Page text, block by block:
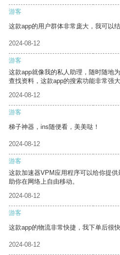
游客
这款app的用户群体非常庞大，我可以
2024-08-12
游客
这款app就像我的私人助理，随时随地
查找资料，这款app的搜索功能非常强
2024-08-12
游客
梯子神器，ins随便看，美美哒！
2024-08-12
游客
这款加速器VPM应用程序可以给你提
助你在网络上自由移动。
2024-08-12
游客
这款app的物流非常快捷，我下单后很
2024-08-12